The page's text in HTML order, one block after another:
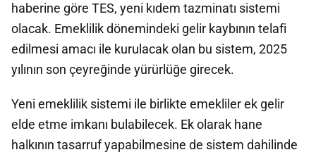
haberine göre TES, yeni kıdem tazminatı sistemi
olacak. Emeklilik dönemindeki gelir kaybının telafi
edilmesi amacı ile kurulacak olan bu sistem, 2025
yılının son çeyreğinde yürürlüğe girecek.
Yeni emeklilik sistemi ile birlikte emekliler ek gelir
elde etme imkanı bulabilecek. Ek olarak hane
halkının tasarruf yapabilmesine de sistem dahilinde